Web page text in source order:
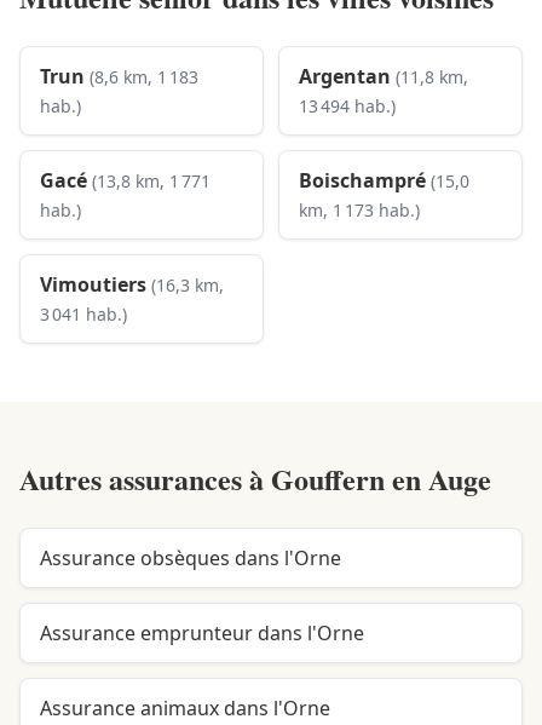
Trun (8,6 km, 1 183
hab.)
Argentan (11,8 km,
13 494 hab.)
Gacé (13,8 km, 1 771
hab.)
Boischampré (15,0
km, 1 173 hab.)
Vimoutiers (16,3 km,
3 041 hab.)
Autres assurances à Gouffern en Auge
Assurance obsèques dans l'Orne
Assurance emprunteur dans l'Orne
Assurance animaux dans l'Orne